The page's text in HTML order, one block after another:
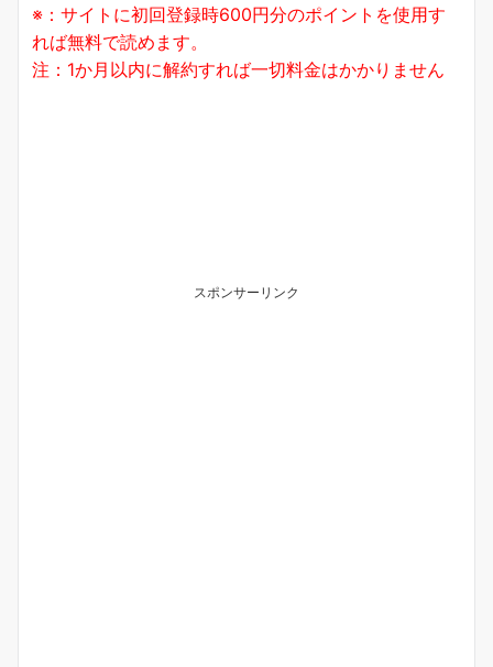
※：サイトに初回登録時600円分のポイントを使用す
れば無料で読めます。
注：1か月以内に解約すれば一切料金はかかりません
スポンサーリンク